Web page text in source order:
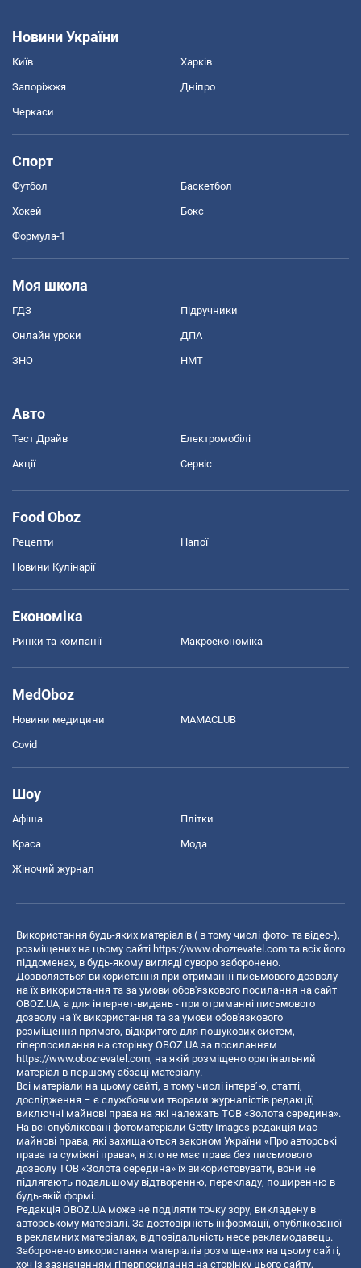
Новини України
Київ Харків
Запоріжжя Дніпро
Черкаси
Спорт
Футбол Баскетбол
Хокей Бокс
Формула-1
Моя школа
ГДЗ Підручники
Онлайн уроки ДПА
ЗНО НМТ
Авто
Тест Драйв Електромобілі
Акції Сервіс
Food Oboz
Рецепти Напої
Новини Кулінарії
Економіка
Ринки та компанії Макроекономіка
MedOboz
Новини медицини MAMACLUB
Covid
Шоу
Афіша Плітки
Краса Мода
Жіночий журнал
Використання будь-яких матеріалів ( в тому числі фото- та відео-),
розміщених на цьому сайті https://www.obozrevatel.com та всіх його
піддоменах, в будь-якому вигляді суворо заборонено.
Дозволяється використання при отриманні письмового дозволу
на їх використання та за умови обов'язкового посилання на сайт
OBOZ.UA, а для інтернет-видань - при отриманні письмового
дозволу на їх використання та за умови обов'язкового
розміщення прямого, відкритого для пошукових систем,
гіперпосилання на сторінку OBOZ.UA за посиланням
https://www.obozrevatel.com, на якій розміщено оригінальний
матеріал в першому абзаці матеріалу.
Всі матеріали на цьому сайті, в тому числі інтерв’ю, статті,
дослідження – є службовими творами журналістів редакції,
виключні майнові права на які належать ТОВ «Золота середина».
На всі опубліковані фотоматеріали Getty Images редакція має
майнові права, які захищаються законом України «Про авторські
права та суміжні права», ніхто не має права без письмового
дозволу ТОВ «Золота середина» їх використовувати, вони не
підлягають подальшому відтворенню, перекладу, поширенню в
будь-якій формі.
Редакція OBOZ.UA може не поділяти точку зору, викладену в
авторському матеріалі. За достовірність інформації, опублікованої
в рекламних матеріалах, відповідальність несе рекламодавець.
Заборонено використання матеріалів розміщених на цьому сайті,
хоч із зазначенням гіперпосилання на сторінку цього сайту,